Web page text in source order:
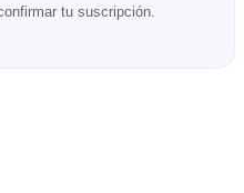
tu suscripción.